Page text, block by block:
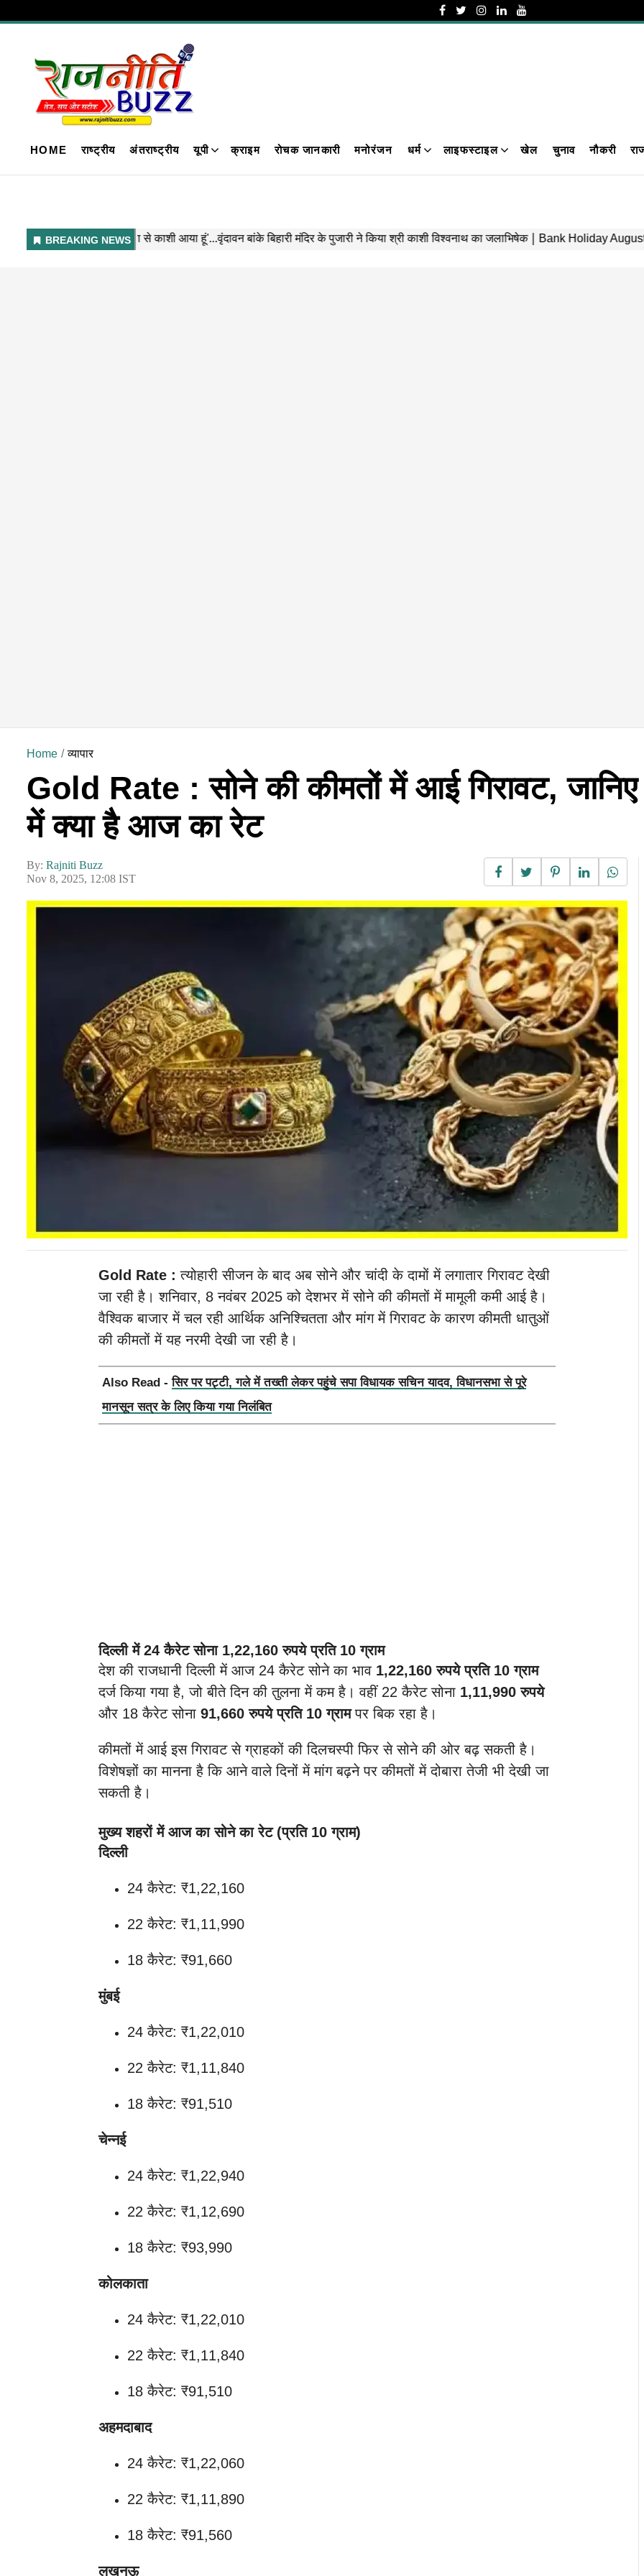
HOME राष्ट्रीय अंतराष्ट्रीय यूपी क्राइम रोचक जानकारी मनोरंजन धर्म लाइफस्टाइल खेल चुनाव नौकरी
Home व्यापार
Gold Rate : सोने की कीमतों में आई गिरावट,
में क्या है आज का रेट
By: Rajniti Buzz
Nov 8, 2025, 12:08 IST
Gold Rate :त्योहारी सीजन के बाद अब सोने और चांदी के दामों में लगातार गिरावट देखी
जा रही है। शनिवार, 8 नवंबर 2025 को देशभर में सोने की कीमतों में मामूली कमी आई है।
वैश्विक बाजार में चल रही आर्थिक अनिश्चितता और मांग में गिरावट के कारण कीमती धातुओं
की कीमतों में यह नरमी देखी जा रही है।
Also Read -सिर पर पट्टी, गले में तख्ती लेकर पहुंचे सपा विधायक सचिन यादव, विधानसभा से पूरे
मानसून सत्र के लिए किया गया निलंबित
दिल्ली में 24 कैरेट सोना 1,22,160 रुपये प्रति 10 ग्राम
देश की राजधानी दिल्ली में आज 24 कैरेट सोने का भाव 1,22,160 रुपये प्रति 10 ग्राम
दर्ज किया गया है, जो बीते दिन की तुलना में कम है। वहीं 22 कैरेट सोना 1,11,990 रुपये
और 18 कैरेट सोना 91,660 रुपये प्रति 10 ग्रामपर बिक रहा है।
कीमतों में आई इस गिरावट से ग्राहकों की दिलचस्पी फिर से सोने की ओर बढ़ सकती है।
विशेषज्ञों का मानना है कि आने वाले दिनों में मांग बढ़ने पर कीमतों में दोबारा तेजी भी देखी जा
सकती है।
मुख्य शहरों में आज का सोने का रेट (प्रति 10 ग्राम)
दिल्ली
24 कैरेट: ₹1,22,160
22 कैरेट: ₹1,11,990
18 कैरेट: ₹91,660
मुंबई
24 कैरेट: ₹1,22,010
22 कैरेट: ₹1,11,840
18 कैरेट: ₹91,510
चेन्नई
24 कैरेट: ₹1,22,940
22 कैरेट: ₹1,12,690
18 कैरेट: ₹93,990
कोलकाता
24 कैरेट: ₹1,22,010
22 कैरेट: ₹1,11,840
18 कैरेट: ₹91,510
अहमदाबाद
24 कैरेट: ₹1,22,060
22 कैरेट: ₹1,11,890
18 कैरेट: ₹91,560
लखनऊ